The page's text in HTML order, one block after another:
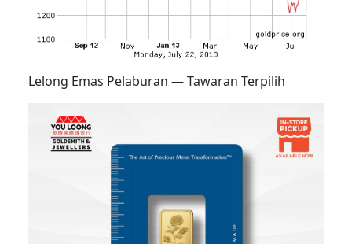
Lelong Emas Pelaburan — Tawaran Terpilih